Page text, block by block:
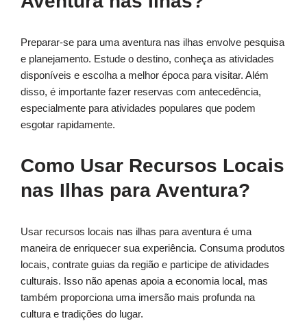
Preparar-se para uma aventura nas ilhas envolve pesquisa
e planejamento. Estude o destino, conheça as atividades
disponíveis e escolha a melhor época para visitar. Além
disso, é importante fazer reservas com antecedência,
especialmente para atividades populares que podem
esgotar rapidamente.
Como Usar Recursos Locais
nas Ilhas para Aventura?
Usar recursos locais nas ilhas para aventura é uma
maneira de enriquecer sua experiência. Consuma produtos
locais, contrate guias da região e participe de atividades
culturais. Isso não apenas apoia a economia local, mas
também proporciona uma imersão mais profunda na
cultura e tradições do lugar.